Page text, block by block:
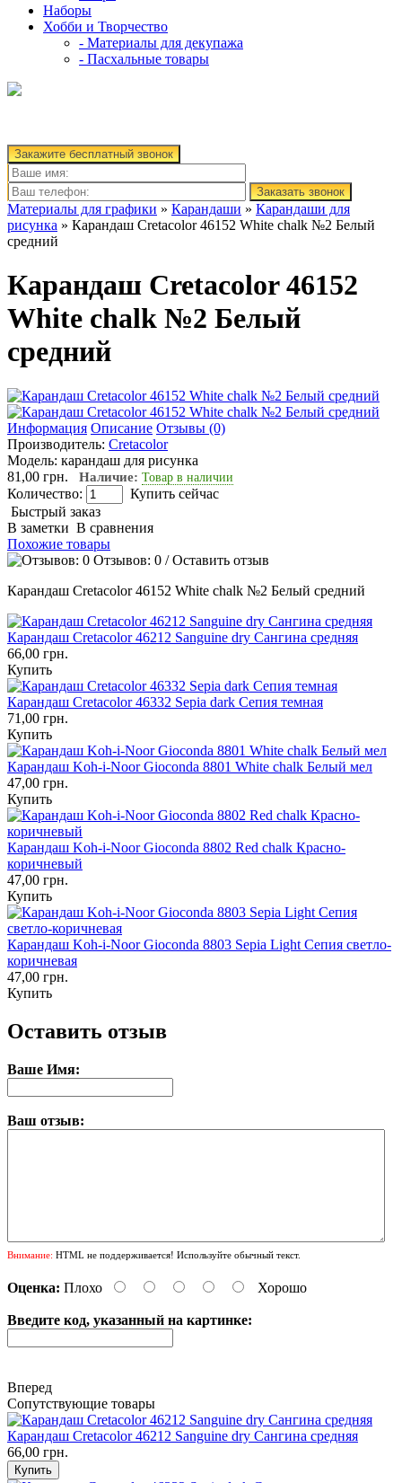
Наборы
Хобби и Творчество
- Материалы для декупажа
- Пасхальные товары
Закажите бесплатный звонок
Заказать звонок
Материалы для графики » Карандаши » Карандаши для
рисунка » Карандаш Cretacolor 46152 White chalk №2 Белый
средний
Карандаш Cretacolor 46152
White chalk №2 Белый
средний
Информация Описание Отзывы (0)
Производитель: Cretacolor
Модель: карандаш для рисунка
81,00 грн. Наличие: Товар в наличии
Количество:
Купить сейчас
Быстрый заказ
В заметки В сравнения
Похожие товары
Отзывов: 0 /Оставить отзыв
Карандаш Cretacolor 46152 White chalk №2 Белый средний
Карандаш Cretacolor 46212 Sanguine dry Сангина средняя
66,00 грн.
Купить
Карандаш Cretacolor 46332 Sepia dark Сепия темная
71,00 грн.
Купить
Карандаш Koh-i-Noor Gioconda 8801 White chalk Белый мел
47,00 грн.
Купить
Карандаш Koh-i-Noor Gioconda 8802 Red chalk Красно-
коричневый
47,00 грн.
Купить
Карандаш Koh-i-Noor Gioconda 8803 Sepia Light Сепия светло-
коричневая
47,00 грн.
Купить
Оставить отзыв
Ваше Имя:
Ваш отзыв:
Внимание: HTML не поддерживается! Используйте обычный текст.
Оценка: Плохо Хорошо
Введите код, указанный на картинке:
Вперед
Сопутствующие товары
Карандаш Cretacolor 46212 Sanguine dry Сангина средняя
66,00 грн.